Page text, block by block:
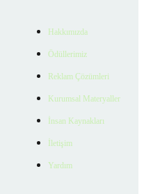
Hakkımızda
Ödüllerimiz
Reklam Çözümleri
Kurumsal Materyaller
İnsan Kaynakları
İletişim
Yardım